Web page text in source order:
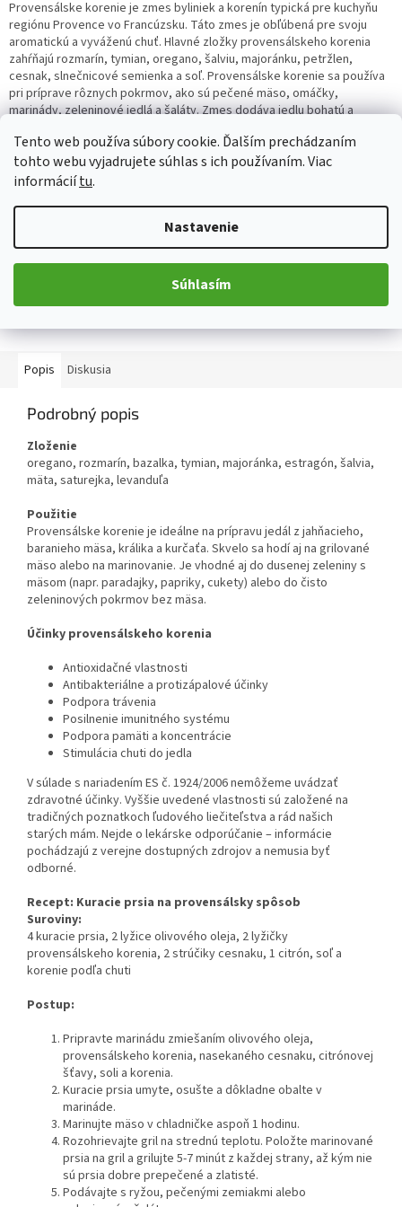
Tento web používa súbory cookie. Ďalším prechádzaním
tohto webu vyjadrujete súhlas s ich používaním. Viac
informáciítu.
Nastavenie
Súhlasím
Provensálske korenie je zmes byliniek a korenín typická pre kuchyňu
regiónu Provence vo Francúzsku. Táto zmes je obľúbená pre svoju
aromatickú a vyváženú chuť. Hlavné zložky provensálskeho korenia
zahŕňajú rozmarín, tymian, oregano, šalviu, majoránku, petržlen,
cesnak, slnečnicové semienka a soľ. Provensálske korenie sa používa
pri príprave rôznych pokrmov, ako sú pečené mäso, omáčky,
marinády, zeleninové jedlá a šaláty. Zmes dodáva jedlu bohatú a
Navyše provensálske korenie počas varenia vytvára príjemnú
aromatickú atmosféru a dodáva pokrmom autentický regionálny
charakter.
Detailné informácie
Popis Diskusia
Podrobný popis
Zloženie
oregano, rozmarín, bazalka, tymian, majoránka, estragón, šalvia,
mäta, saturejka, levanduľa
Použitie
Provensálske korenie je ideálne na prípravu jedál z jahňacieho,
baranieho mäsa, králika a kurčaťa. Skvelo sa hodí aj na grilované
mäso alebo na marinovanie. Je vhodné aj do dusenej zeleniny s
mäsom (napr. paradajky, papriky, cukety) alebo do čisto
zeleninových pokrmov bez mäsa.
Účinky provensálskeho korenia
Antioxidačné vlastnosti
Antibakteriálne a protizápalové účinky
Podpora trávenia
Posilnenie imunitného systému
Podpora pamäti a koncentrácie
Stimulácia chuti do jedla
V súlade s nariadením ES č. 1924/2006 nemôžeme uvádzať
zdravotné účinky. Vyššie uvedené vlastnosti sú založené na
tradičných poznatkoch ľudového liečiteľstva a rád našich
starých mám. Nejde o lekárske odporúčanie – informácie
pochádzajú z verejne dostupných zdrojov a nemusia byť
odborné.
Recept: Kuracie prsia na provensálsky spôsob
Suroviny:
4 kuracie prsia, 2 lyžice olivového oleja, 2 lyžičky
provensálskeho korenia, 2 strúčiky cesnaku, 1 citrón, soľ a
korenie podľa chuti
Postup:
Pripravte marinádu zmiešaním olivového oleja,
provensálskeho korenia, nasekaného cesnaku, citrónovej
šťavy, soli a korenia.
Kuracie prsia umyte, osušte a dôkladne obalte v
marináde.
Marinujte mäso v chladničke aspoň 1 hodinu.
Rozohrievajte gril na strednú teplotu. Položte marinované
prsia na gril a grilujte 5-7 minút z každej strany, až kým nie
sú prsia dobre prepečené a zlatisté.
Podávajte s ryžou, pečenými zemiakmi alebo